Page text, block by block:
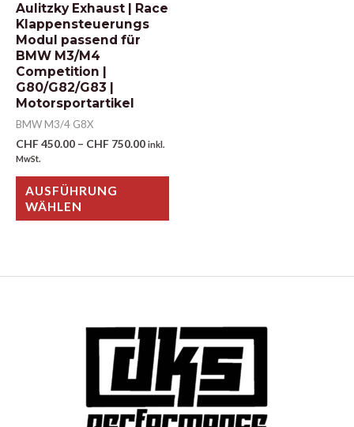
Aulitzky Exhaust | Race
Klappensteuerungs
Modul passend für
BMW M3/M4
Competition |
G80/G82/G83 |
Motorsportartikel
BMW M3/4 G8X
CHF450.00 – CHF 750.00 inkl.
MwSt.
AUSFÜHRUNG
WÄHLEN